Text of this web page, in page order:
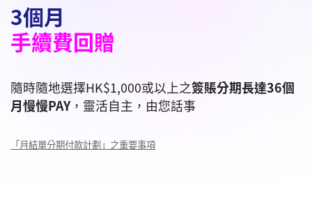
3個月
手續費回贈
隨時隨地選擇HK$1,000或以上之簽賬分期長達36個
月慢慢PAY，靈活自主，由您話事
「月結單分期付款計劃」之重要事項